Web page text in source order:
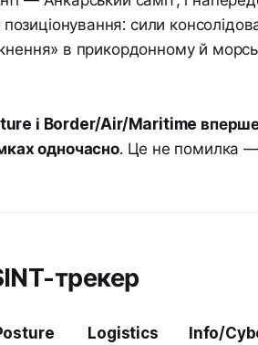
сили
в прикордонному й
і Border/Air/Maritime
одночасно. Це не помилка
трекер
Logistics Info/